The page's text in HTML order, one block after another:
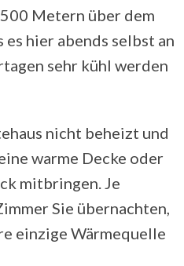
Metern über dem
es hier abends selbst an
sehr kühl werden
nicht beheizt und
warme Decke oder
mitbringen. Je
Sie übernachten,
einzige Wärmequelle